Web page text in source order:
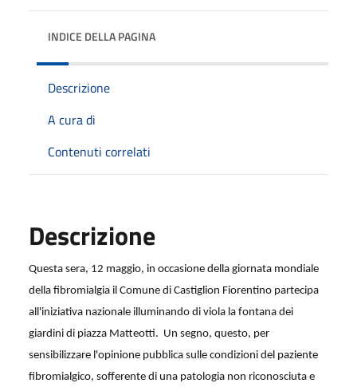
INDICE DELLA PAGINA
Descrizione
A cura di
Contenuti correlati
Descrizione
Questa sera, 12 maggio, in occasione della giornata mondiale
della fibromialgia il Comune di Castiglion Fiorentino partecipa
all'iniziativa nazionale illuminando di viola la fontana dei
giardini di piazza Matteotti. Un segno, questo, per
sensibilizzare l'opinione pubblica sulle condizioni del paziente
fibromialgico, sofferente di una patologia non riconosciuta e